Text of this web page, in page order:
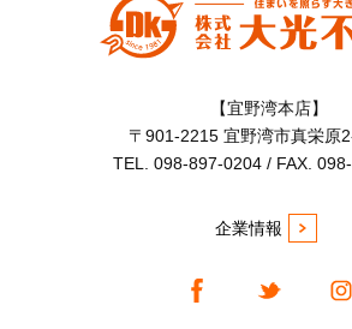
【宜野湾本店】
〒901-2215 宜野湾市真栄原
TEL. 098-897-0204 / FAX.
企業情報